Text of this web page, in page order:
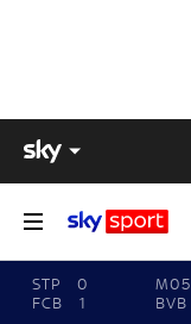
STP
0
FCB
1
M05
BVB